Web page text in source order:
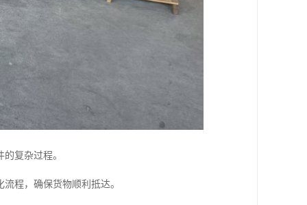
复杂过程。
程，确保货物顺利抵达。